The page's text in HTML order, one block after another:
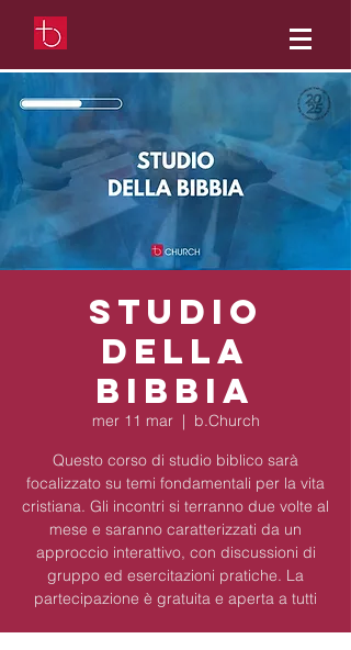
Studio
della
Bibbia
mer 11 mar
  |
b.Church
Questo corso di studio biblico sarà
focalizzato su temi fondamentali per la vita
cristiana. Gli incontri si terranno due volte al
mese e saranno caratterizzati da un
approccio interattivo, con discussioni di
gruppo ed esercitazioni pratiche. La
partecipazione è gratuita e aperta a tutti